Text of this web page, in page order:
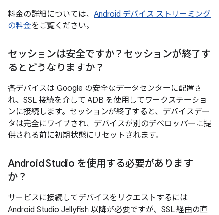
料金の詳細については、 Android デバイス ストリーミング
の料金をご覧ください。
セッションは安全ですか？セッションが終了す
るとどうなりますか？
各デバイスは Google の安全なデータセンターに配置さ
れ、SSL 接続を介して ADB を使用してワークステーショ
ンに接続します。セッションが終了すると、デバイスデー
タは完全にワイプされ、デバイスが別のデベロッパーに提
供される前に初期状態にリセットされます。
Android Studio を使用する必要があります
か？
サービスに接続してデバイスをリクエストするには
Android Studio Jellyfish 以降が必要ですが、SSL 経由の直